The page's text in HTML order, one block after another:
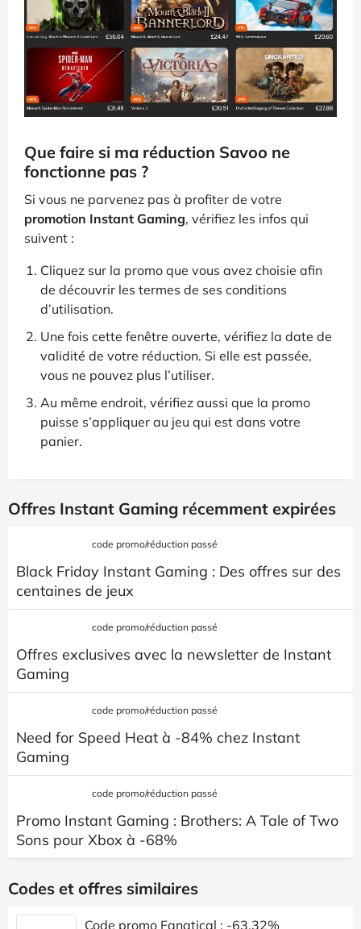
Que faire si ma réduction Savoo ne
fonctionne pas ?
Si vous ne parvenez pas à profiter de votre
promotion Instant Gaming, vérifiez les infos qui
suivent :
Cliquez sur la promo que vous avez choisie afin
de découvrir les termes de ses conditions
d’utilisation.
Une fois cette fenêtre ouverte, vérifiez la date de
validité de votre réduction. Si elle est passée,
vous ne pouvez plus l’utiliser.
Au même endroit, vérifiez aussi que la promo
puisse s’appliquer au jeu qui est dans votre
panier.
Offres Instant Gaming récemment expirées
code promo/réduction passé
Black Friday Instant Gaming : Des offres sur des
centaines de jeux
code promo/réduction passé
Offres exclusives avec la newsletter de Instant
Gaming
code promo/réduction passé
Need for Speed Heat à -84% chez Instant
Gaming
code promo/réduction passé
Promo Instant Gaming : Brothers: A Tale of Two
Sons pour Xbox à -68%
Codes et offres similaires
Code promo Fanatical : -63,32%